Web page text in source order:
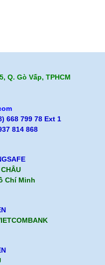
Q. Gò Vấp, TPHCM
668 799 78 Ext 1
814 868
Chí Minh